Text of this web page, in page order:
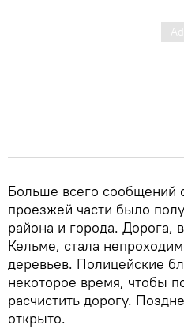
Больше всего сообщений
проезжей части было
района и города. Дорога,
Кельме, стала
деревьев. Полицейские
некоторое время, чтобы
расчистить дорогу.
открыто.